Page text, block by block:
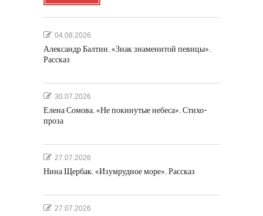
04.08.2026
Александр Балтин. «Знак знаменитой певицы».
Рассказ
30.07.2026
Елена Сомова. «Не покинутые небеса». Стихо-
проза
27.07.2026
Нина Щербак. «Изумрудное море». Рассказ
27.07.2026